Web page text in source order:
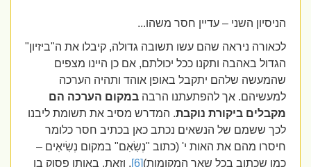
הניסיון השני – עדיין חסר משהו...
לכאורה ניראה שהם עשו תשובה גדולה, קיבלו את ה"ביזיון"
הגדול באהבה ותקנו ככל יכולתם, אם כן היינו מצפים
שהמעשה שלהם יתקבל באופן אוהד ותהיה הערכה
למעשיהם. אך להפתעתנו הרבהבמקום הערכה הם
מקבלים ביקורת נוקבת. המדרש מסיב את תשומת ליבנו
לכך ששמם של הנשאים נכתב כאן בכתיב חסר כלומר
חיסרו מהם את האות י' (כתוב "נְשִׂאִם" במקום נְשִׂיאִים –
כמו שכתוב בכל שאר המקומות)[6]. וזאת, באותו פסוק בו